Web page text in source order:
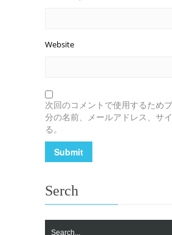
Website
次回のコメントで使用するため
分の名前、メールアドレス、サ
る。
Serch